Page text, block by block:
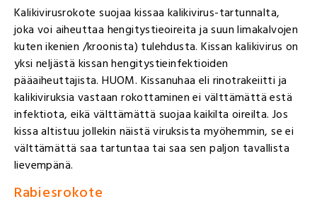
Kalikivirusrokote suojaa kissaa kalikivirus-tartunnalta,
joka voi aiheuttaa hengitystieoireita ja suun limakalvojen
kuten ikenien /kroonista) tulehdusta. Kissan kalikivirus on
yksi neljästä kissan hengitystieinfektioiden
pääaiheuttajista. HUOM. Kissanuhaa eli rinotrakeiitti ja
kalikiviruksia vastaan rokottaminen ei välttämättä estä
infektiota, eikä välttämättä suojaa kaikilta oireilta. Jos
kissa altistuu jollekin näistä viruksista myöhemmin, se ei
välttämättä saa tartuntaa tai saa sen paljon tavallista
lievempänä.
Rabiesrokote